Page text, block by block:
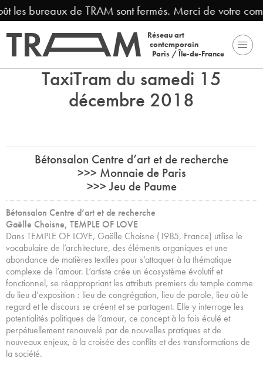
les bureaux de TRAM sont fermés. Merci de votre
Réseau art
contemporain
Paris / Île-de-France
TaxiTram du samedi 15
décembre 2018
Bétonsalon Centre d’art et de recherche
>>> Monnaie de Paris
>>> Jeu de Paume
Bétonsalon Centre d’art et de recherche
Gaëlle Choisne, TEMPLE OF LOVE
Dans TEMPLE OF LOVE, Gaëlle Choisne (1985, France) utilise le
vocabulaire de l’architecture, des éléments organiques et une
abondance de matières textiles pour s’attaquer à la thématique
complexe de l’amour. L’artiste crée un écosystème évolutif et
fonctionnel, se réappropriant les attributs premiers du temple comme
du lieu d’exposition : lieu de congrégation, lieu de parole, lieu où le
regard et le discours se créent et se partagent. Elle y interroge les
potentialités politiques de l’amour, ce concept à la fois éculé et
perpétuellement renouvelé par de nouvelles pratiques et de
nouveaux enjeux, à la croisée des conflits et des transformations de
la société.